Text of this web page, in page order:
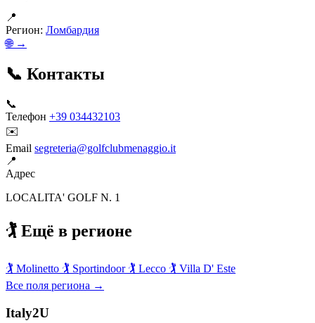
📍
Регион: Ломбардия
🌐 →
📞 Контакты
📞
Телефон +39 034432103
✉️
Email segreteria@golfclubmenaggio.it
📍
Адрес
LOCALITA' GOLF N. 1
🏌️ Ещё в регионе
🏌️ Molinetto 🏌️ Sportindoor 🏌️ Lecco 🏌️ Villa D' Este
Все поля региона →
Italy2U